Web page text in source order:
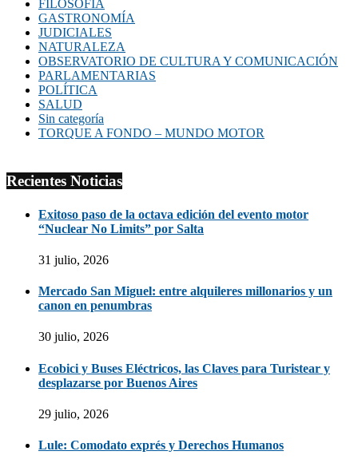
FILOSOFÍA
GASTRONOMÍA
JUDICIALES
NATURALEZA
OBSERVATORIO DE CULTURA Y COMUNICACIÓN
PARLAMENTARIAS
POLÍTICA
SALUD
Sin categoría
TORQUE A FONDO – MUNDO MOTOR
Recientes Noticias
Exitoso paso de la octava edición del evento motor
“Nuclear No Limits” por Salta
31 julio, 2026
Mercado San Miguel: entre alquileres millonarios y un
canon en penumbras
30 julio, 2026
Ecobici y Buses Eléctricos, las Claves para Turistear y
desplazarse por Buenos Aires
29 julio, 2026
Lule: Comodato exprés y Derechos Humanos